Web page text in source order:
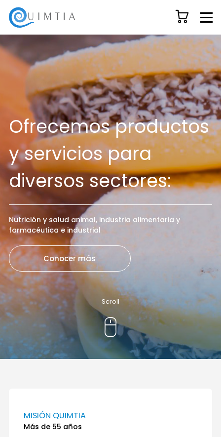
Ofrecemos productos
y servicios para
diversos sectores:
Nutrición y salud animal, industria alimentaria y
farmacéutica e industrial
Conocer más
Scroll
MISIÓN QUIMTIA
Más de 55 años